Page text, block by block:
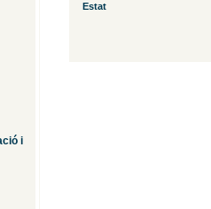
i
Estat